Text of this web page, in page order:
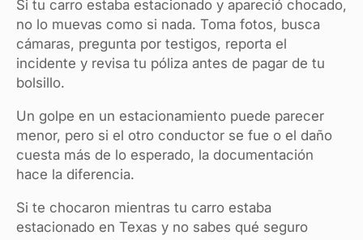
Si tu carro estaba estacionado y apareció chocado,
no lo muevas como si nada. Toma fotos, busca
cámaras, pregunta por testigos, reporta el
incidente y revisa tu póliza antes de pagar de tu
bolsillo.
Un golpe en un estacionamiento puede parecer
menor, pero si el otro conductor se fue o el daño
cuesta más de lo esperado, la documentación
hace la diferencia.
Si te chocaron mientras tu carro estaba
estacionado en Texas y no sabes qué seguro